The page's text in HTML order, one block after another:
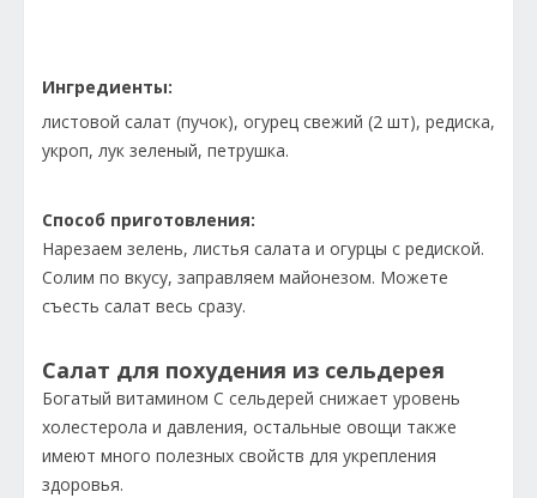
Ингредиенты:
листовой салат (пучок), огурец свежий (2 шт), редиска,
укроп, лук зеленый, петрушка.
Способ приготовления:
Нарезаем зелень, листья салата и огурцы с редиской.
Солим по вкусу, заправляем майонезом. Можете
съесть салат весь сразу.
Салат для похудения из сельдерея
Богатый витамином С сельдерей снижает уровень
холестерола и давления, остальные овощи также
имеют много полезных свойств для укрепления
здоровья.